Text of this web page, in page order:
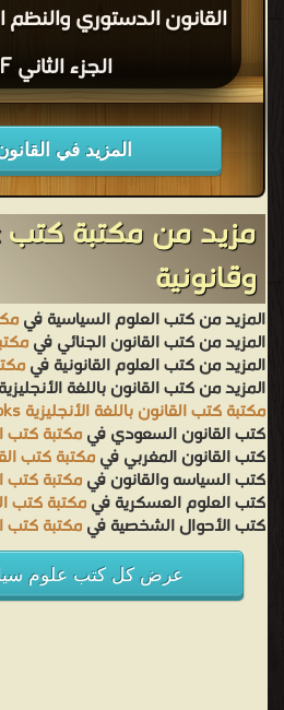
القانون الدستوري والنظم
الجزء الثاني PDF
المزيد في
مزيد من مكتبة
وقانونية
المزيد من كتب العلوم السياسية في
المزيد من كتب القانون الجنائي في
المزيد من كتب العلوم القانونية في
المزيد من كتب القانون باللغة الأنجليزية English Law Books في
مكتبة كتب القانون باللغة الأنجليزية English Law Books
كتب القانون السعودي فيمكتبة كتب
كتب القانون المغربي فيمكتبة كتب
كتب السياسه والقانون فيمكتبة كتب
كتب العلوم العسكرية فيمكتبة كتب
كتب الأحوال الشخصية فيمكتبة كتب
عرض كل كتب علوم